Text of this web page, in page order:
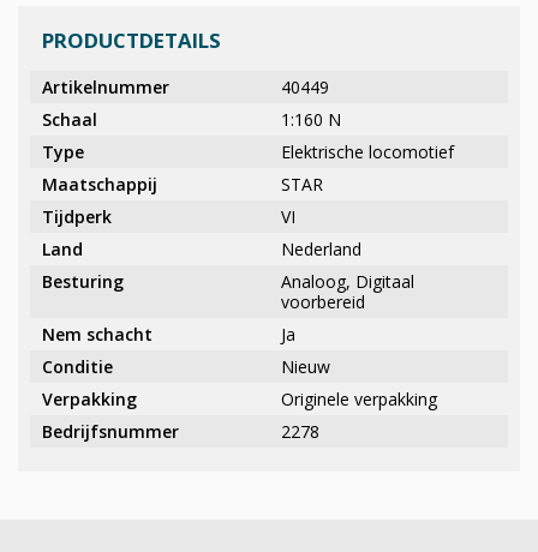
PRODUCTDETAILS
Artikelnummer
40449
Schaal
1:160 N
Type
Elektrische locomotief
Maatschappij
STAR
Tijdperk
VI
Land
Nederland
Besturing
Analoog, Digitaal
voorbereid
Nem schacht
Ja
Conditie
Nieuw
Verpakking
Originele verpakking
Bedrijfsnummer
2278